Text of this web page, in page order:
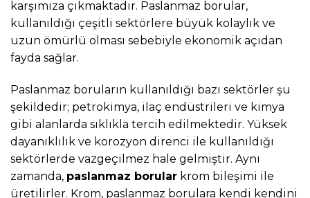
karşımıza çıkmaktadır. Paslanmaz borular,
kullanıldığı çeşitli sektörlere büyük kolaylık ve
uzun ömürlü olması sebebiyle ekonomik açıdan
fayda sağlar.
Paslanmaz boruların kullanıldığı bazı sektörler şu
şekildedir; petrokimya, ilaç endüstrileri ve kimya
gibi alanlarda sıklıkla tercih edilmektedir. Yüksek
dayanıklılık ve korozyon direnci ile kullanıldığı
sektörlerde vazgeçilmez hale gelmiştir. Aynı
zamanda, paslanmaz borular krom bileşimi ile
üretilirler. Krom, paslanmaz borulara kendi kendini